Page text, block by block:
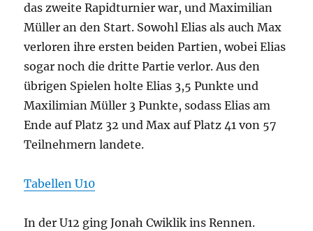
das zweite Rapidturnier war, und Maximilian
Müller an den Start. Sowohl Elias als auch Max
verloren ihre ersten beiden Partien, wobei Elias
sogar noch die dritte Partie verlor. Aus den
übrigen Spielen holte Elias 3,5 Punkte und
Maxilimian Müller 3 Punkte, sodass Elias am
Ende auf Platz 32 und Max auf Platz 41 von 57
Teilnehmern landete.
Tabellen U10
In der U12 ging Jonah Cwiklik ins Rennen.